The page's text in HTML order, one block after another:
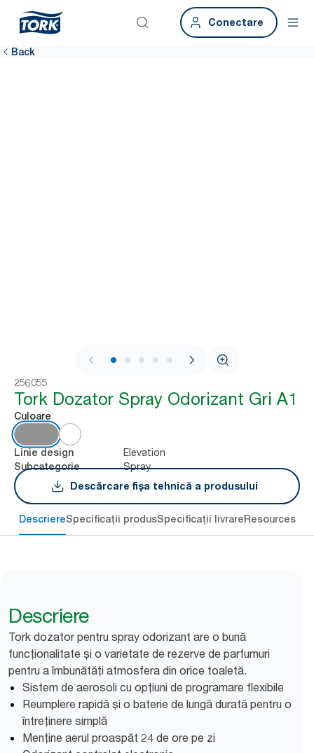
Conectare
Back
1 / 5
256055
Tork Dozator Spray Odorizant Gri A1
Culoare
Linie design Elevation
Subcategorie
Spray
Descărcare fișa tehnică a produsului
DescriereSpecificații produsSpecificații livrareResources
Descriere
Tork dozator pentru spray odorizant are o bună
funcționalitate și o varietate de rezerve de parfumuri
pentru a îmbunătăți atmosfera din orice toaletă.
Sistem de aerosoli cu opțiuni de programare flexibile
Reumplere rapidă și o baterie de lungă durată pentru o
întreținere simplă
Menține aerul proaspăt 24 de ore pe zi